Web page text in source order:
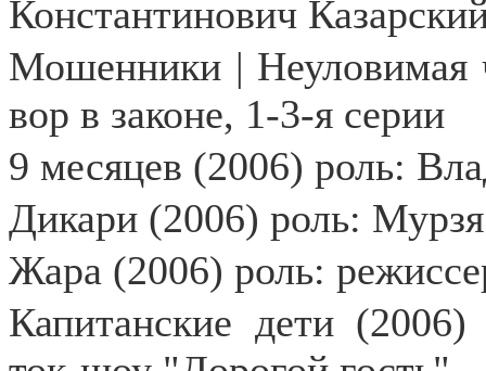
Константинович
Мошенники | Неуловимая
вор в законе, 1-3-я серии
9 месяцев (2006) роль:
Дикари (2006) роль: Мурзя
Жара (2006) роль:
Капитанские дети